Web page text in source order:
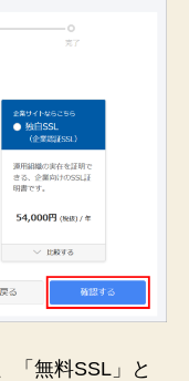
「無料SSL」と